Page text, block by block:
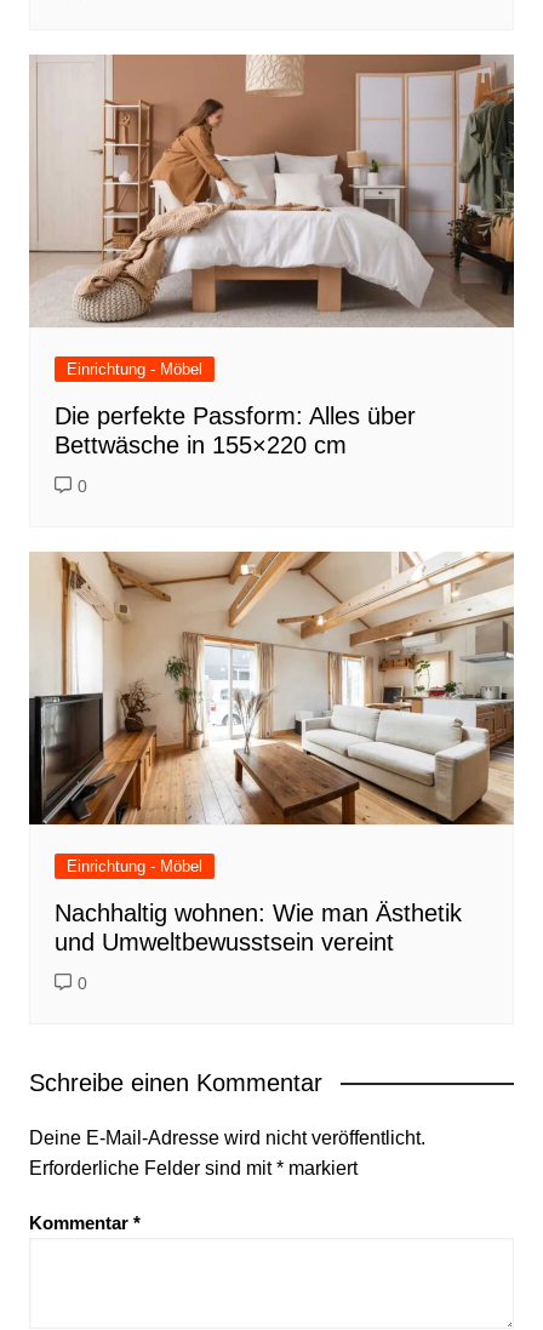
Einrichtung - Möbel
Die perfekte Passform: Alles über
Bettwäsche in 155×220 cm
0
Einrichtung - Möbel
Nachhaltig wohnen: Wie man Ästhetik
und Umweltbewusstsein vereint
0
Schreibe einen Kommentar
Deine E-Mail-Adresse wird nicht veröffentlicht.
Erforderliche Felder sind mit*markiert
Kommentar *